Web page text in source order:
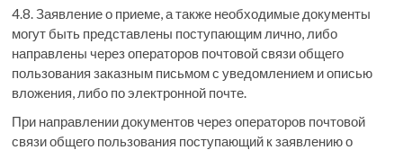
4.8. Заявление о приеме, а также необходимые документы
могут быть представлены поступающим лично, либо
направлены через операторов почтовой связи общего
пользования заказным письмом с уведомлением и описью
вложения, либо по электронной почте.
При направлении документов через операторов почтовой
связи общего пользования поступающий к заявлению о